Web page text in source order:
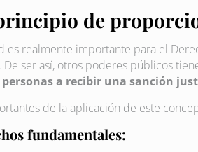
de
realmente importante para el
ser así, otros poderes públicos
personas a recibir una sanción
de la aplicación de este
fundamentales: